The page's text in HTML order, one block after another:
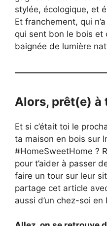
stylée, écologique, et
Et franchement, qui
qui sent bon le bois et
baignée de lumière
Alors, prêt(e) à
Et si c’était toi le
ta maison en bois sur
#HomeSweetHome ?
pour t’aider à passer
faire un tour sur leur
partage cet article
aussi d’un chez-soi en